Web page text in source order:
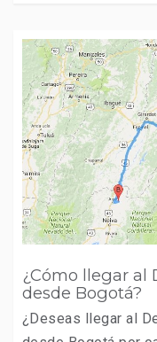
¿Cómo llegar al
desde Bogotá?
¿Deseas llegar al